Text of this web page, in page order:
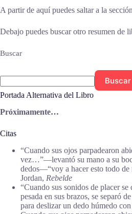
A partir de aquí puedes saltar a la
Debajo puedes buscar otro resumen de
Buscar
Buscar
Portada Alternativa del Libro
Próximamente…
Citas
“Cuando sus ojos parpadearon
vez…”—levantó su mano a su
dedos—“voy a hacer esto todo
Jordan, Rebelde
“Cuando sus sonidos de placer
pesada en sus brazos, se separó
para deslizar un dedo húmedo